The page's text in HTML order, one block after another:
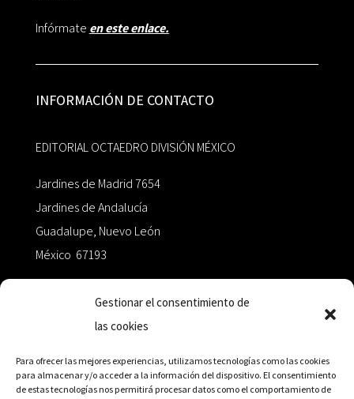
Gestionar el consentimiento de
las cookies
Para ofrecer las mejores experiencias, utilizamos tecnologías como las cookies
para almacenar y/o acceder a la información del dispositivo. El consentimiento
de estas tecnologías nos permitirá procesar datos como el comportamiento de
Infórmate en este enlace.
INFORMACIÓN DE CONTACTO
EDITORIAL OCTAEDRO DIVISIÓN MÉXICO
Jardines de Madrid 7654
Jardines de Andalucía
Guadalupe, Nuevo León
México 67193
+52 811.499.5638
RED DE DISTRIBUCIÓN